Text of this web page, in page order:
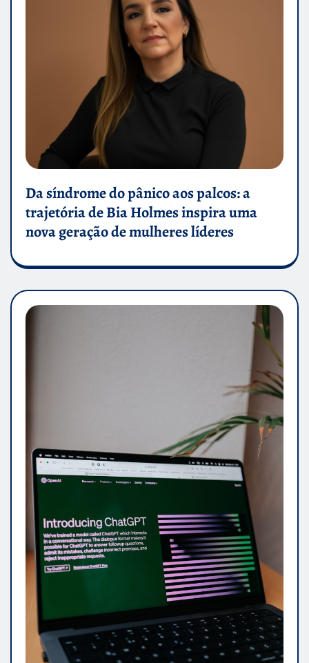
Da síndrome do pânico aos palcos: a
trajetória de Bia Holmes inspira uma
nova geração de mulheres líderes